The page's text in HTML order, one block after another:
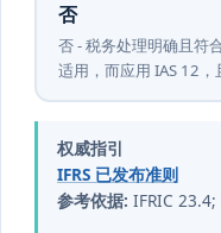
否
否 - 税务处理明确且符
适用，而应用 IAS 12，
权威指引
IFRS 已发布准则
参考依据: IFRIC